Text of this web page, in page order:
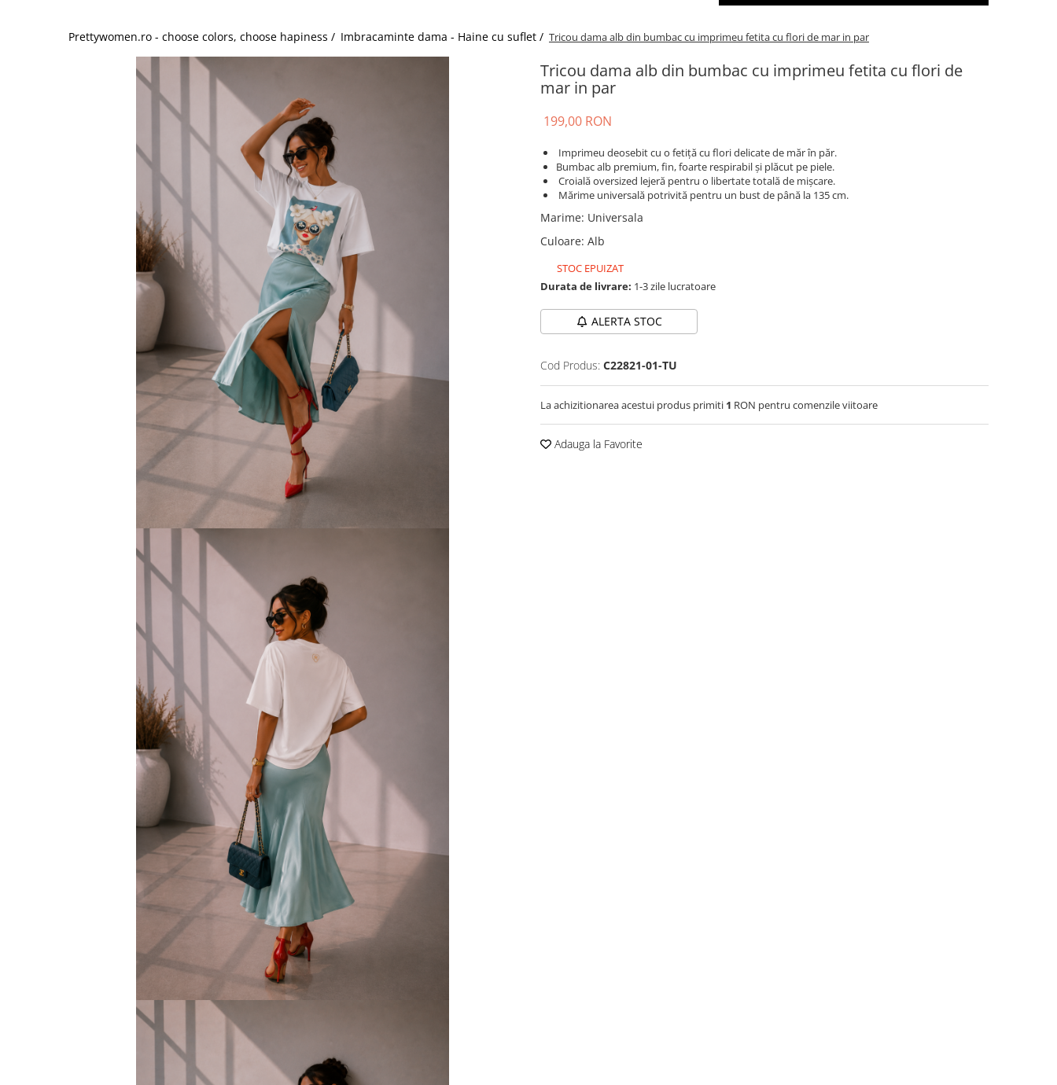
Prettywomen.ro - choose colors, choose hapiness / Imbracaminte dama - Haine cu suflet / Tricou dama alb din bumbac cu imprimeu fetita cu flori de mar in par
Tricou dama alb din bumbac cu imprimeu fetita cu flori de
mar in par
199,00 RON
Imprimeu deosebit cu o fetiță cu flori delicate de măr în păr.
Bumbac alb premium, fin, foarte respirabil și plăcut pe piele.
Croială oversized lejeră pentru o libertate totală de mișcare.
Mărime universală potrivită pentru un bust de până la 135 cm.
Marime: Universala
Culoare: Alb
STOC EPUIZAT
Durata de livrare: 1-3 zile lucratoare
ALERTA STOC
Cod Produs: C22821-01-TU
La achizitionarea acestui produs primiti 1 RON pentru comenzile viitoare
Adauga la Favorite